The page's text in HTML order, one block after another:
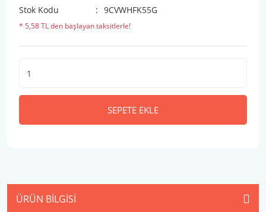
Stok Kodu
9CVWHFK55G
* 5,58 TL den başlayan taksitlerle!
SEPETE EKLE
ÜRÜN BILGISI